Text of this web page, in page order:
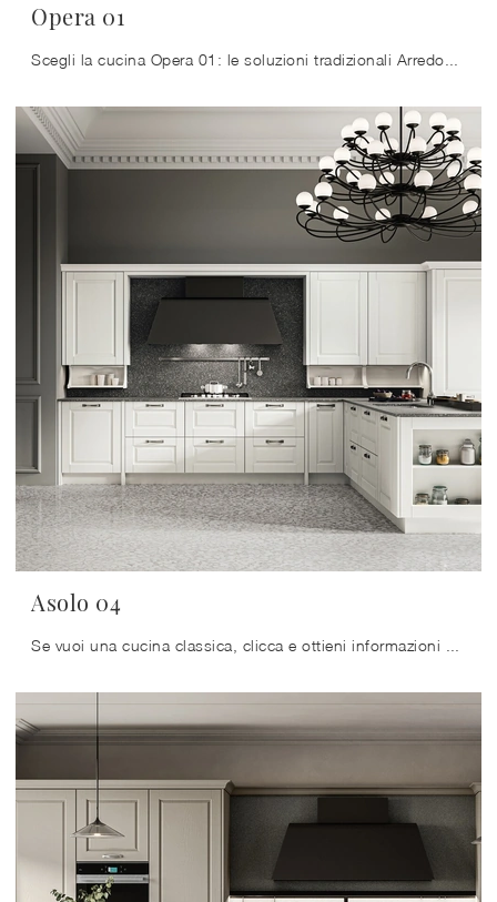
Opera 01
Asolo 04